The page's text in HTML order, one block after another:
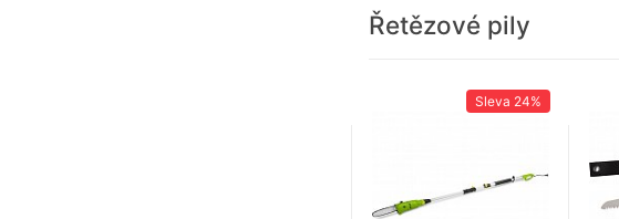
Řetězové pily
Sleva 24%